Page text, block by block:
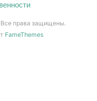
права защищены.
FameThemes